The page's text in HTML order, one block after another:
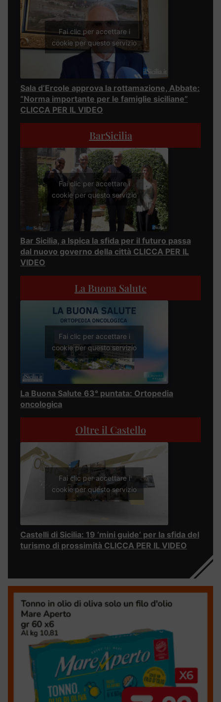
Fai clic per accettare i
cookie per questo servizio
Sala d’Ercole approva la rottamazione, Abbate:
“Norma importante per le famiglie siciliane”
CLICCA PER IL VIDEO
BarSicilia
Fai clic per accettare i
cookie per questo servizio
Bar Sicilia, a Ispica la sfida per il futuro passa
dal nuovo governo della città CLICCA PER IL
VIDEO
La Buona Salute
Fai clic per accettare i
cookie per questo servizio
La Buona Salute 63° puntata: Ortopedia
oncologica
Oltre il Castello
Fai clic per accettare i
cookie per questo servizio
Castelli di Sicilia: 19 ‘mini guide’ per la sfida del
turismo di prossimità CLICCA PER IL VIDEO